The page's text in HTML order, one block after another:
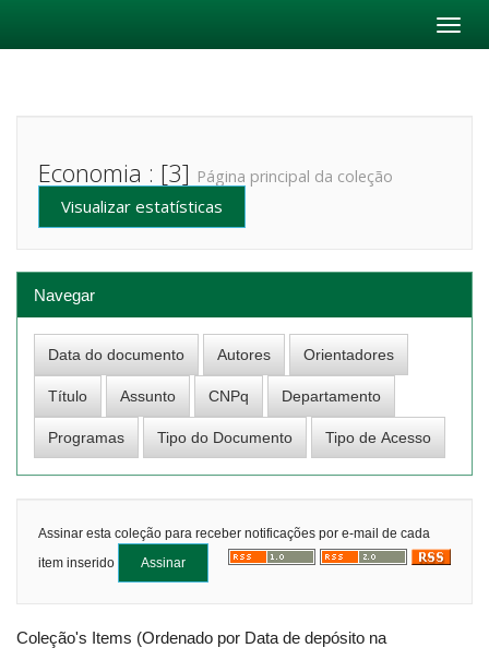
Economia : [3] Página principal da coleção
Visualizar estatísticas
Navegar
Assinar esta coleção para receber notificações por e-mail de cada
item inserido
Coleção's Items (Ordenado por Data de depósito na